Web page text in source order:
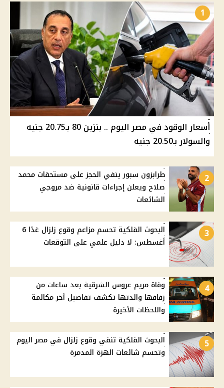
1
أسعار الوقود في مصر اليوم .. بنزين 80 بـ20.75 جنيه
والسولار بـ20.50 جنيه
2
طرابزون سبور ينفي الحجز على مستحقات محمد
صلاح ويعلن إجراءات قانونية ضد مروجي
الشائعات
3
البحوث الفلكية تحسم مزاعم وقوع زلزال غدًا 6
أغسطس: لا دليل علمي على التوقعات
4
وفاة مريم عروس الشرقية بعد ساعات من
زفافها والدتها تكشف تفاصيل أخر مكالمة
واللحظات الأخيرة
5
البحوث الفلكية تنفي وقوع زلزال في مصر اليوم
وتحسم شائعات الهزة المدمرة